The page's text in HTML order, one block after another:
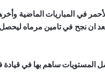
في المباريات الماضية
ان نجح في تامين مرماه
المستويات ساهم بها في قيادة